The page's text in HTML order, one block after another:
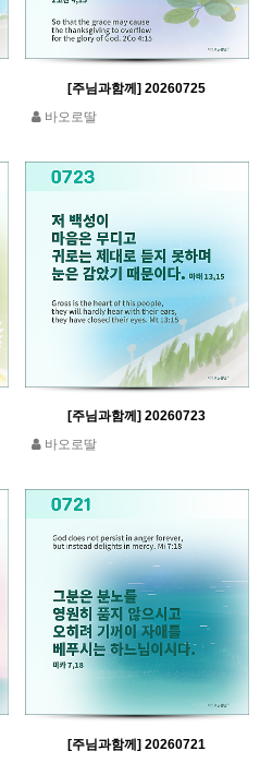
[주님과함께] 20260725
바오로딸
[주님과함께] 20260723
바오로딸
[주님과함께] 20260721